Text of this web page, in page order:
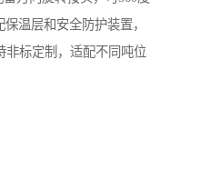
温层和安全防护装置，
非标定制，适配不同吨位